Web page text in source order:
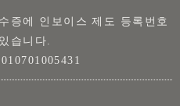
증에 인보이스 제도 등록번호
습니다.